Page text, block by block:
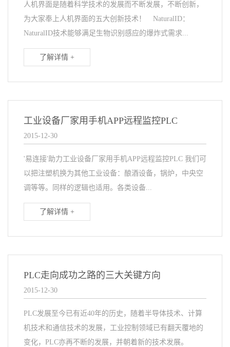
人机界面是随着科学技术的发展而不断发展，不断创新，
为大家奉上人机界面的五大创新技术！ NaturalID：
NaturalID技术能够满足生物识别感应的爆炸式需求...
了解详情 +
工业设备厂家用手机APP远程监控PLC
2015-12-30
'易连接'助力工业设备厂家用手机APP远程监控PLC 我们可
以把注塑机换为其他工业设备：酿酒设备，锅炉，中央空
调等等。同样的逻辑也适用。各类设备...
了解详情 +
PLC走向成功之路的三大关键方向
2015-12-30
PLC发展至今已有近40年的历史，随着半导体技术、计算
机技术和通信技术的发展，工业控制领域已有翻天覆地的
变化，PLC亦再不断的发展，并朝着新的技术发展。